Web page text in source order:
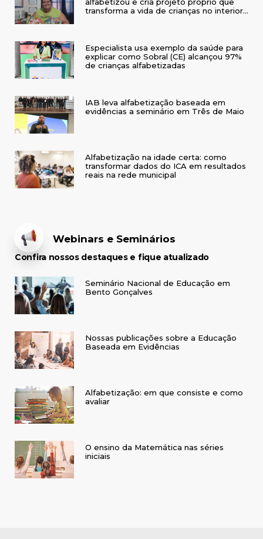
transforma a vida de crianças no interior
Especialista usa exemplo da saúde para
explicar como Sobral (CE) alcançou 97%
de crianças alfabetizadas
IAB leva alfabetização baseada em
evidências a seminário em Três de Maio
Alfabetização na idade certa: como
transformar dados do ICA em resultados
reais na rede municipal
Webinars e Seminários
Confira nossos destaques e fique atualizado
Seminário Nacional de Educação em
Bento Gonçalves
Nossas publicações sobre a Educação
Baseada em Evidências
Alfabetização: em que consiste e como
avaliar
O ensino da Matemática nas séries
iniciais